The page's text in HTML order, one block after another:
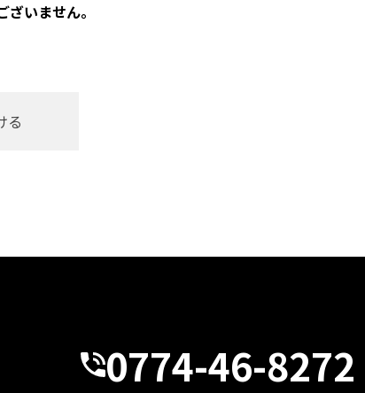
いません。
0774-46-8272